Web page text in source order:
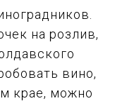
на розлив,
вино,
крае, можно